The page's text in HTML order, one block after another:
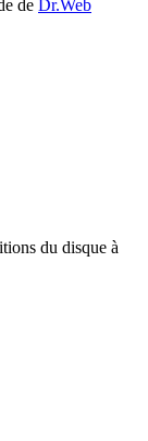
de Dr.Web
du disque à